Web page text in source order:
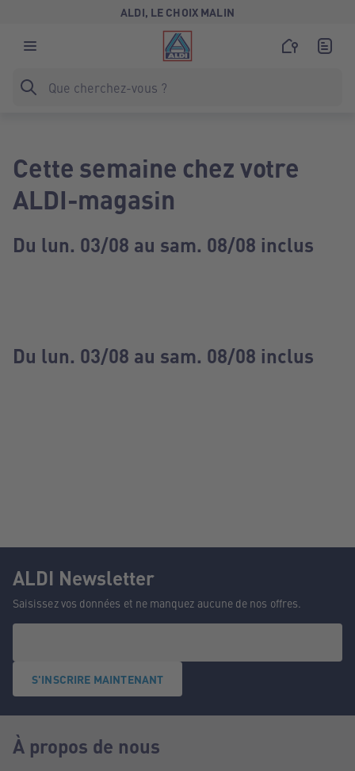
ALDI, LE CHOIX MALIN
Cette semaine chez votre
ALDI-magasin
Du lun. 03/08 au sam. 08/08 inclus
Du lun. 03/08 au sam. 08/08 inclus
ALDI Newsletter
Saisissez vos données et ne manquez aucune de nos offres.
S'INSCRIRE MAINTENANT
À propos de nous